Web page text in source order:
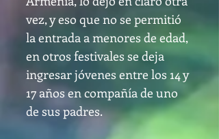
vez, y eso que no se permitió
la entrada a menores de edad,
en otros festivales se deja
ingresar jóvenes entre los 14 y
17 años en compañía de uno
de sus padres.